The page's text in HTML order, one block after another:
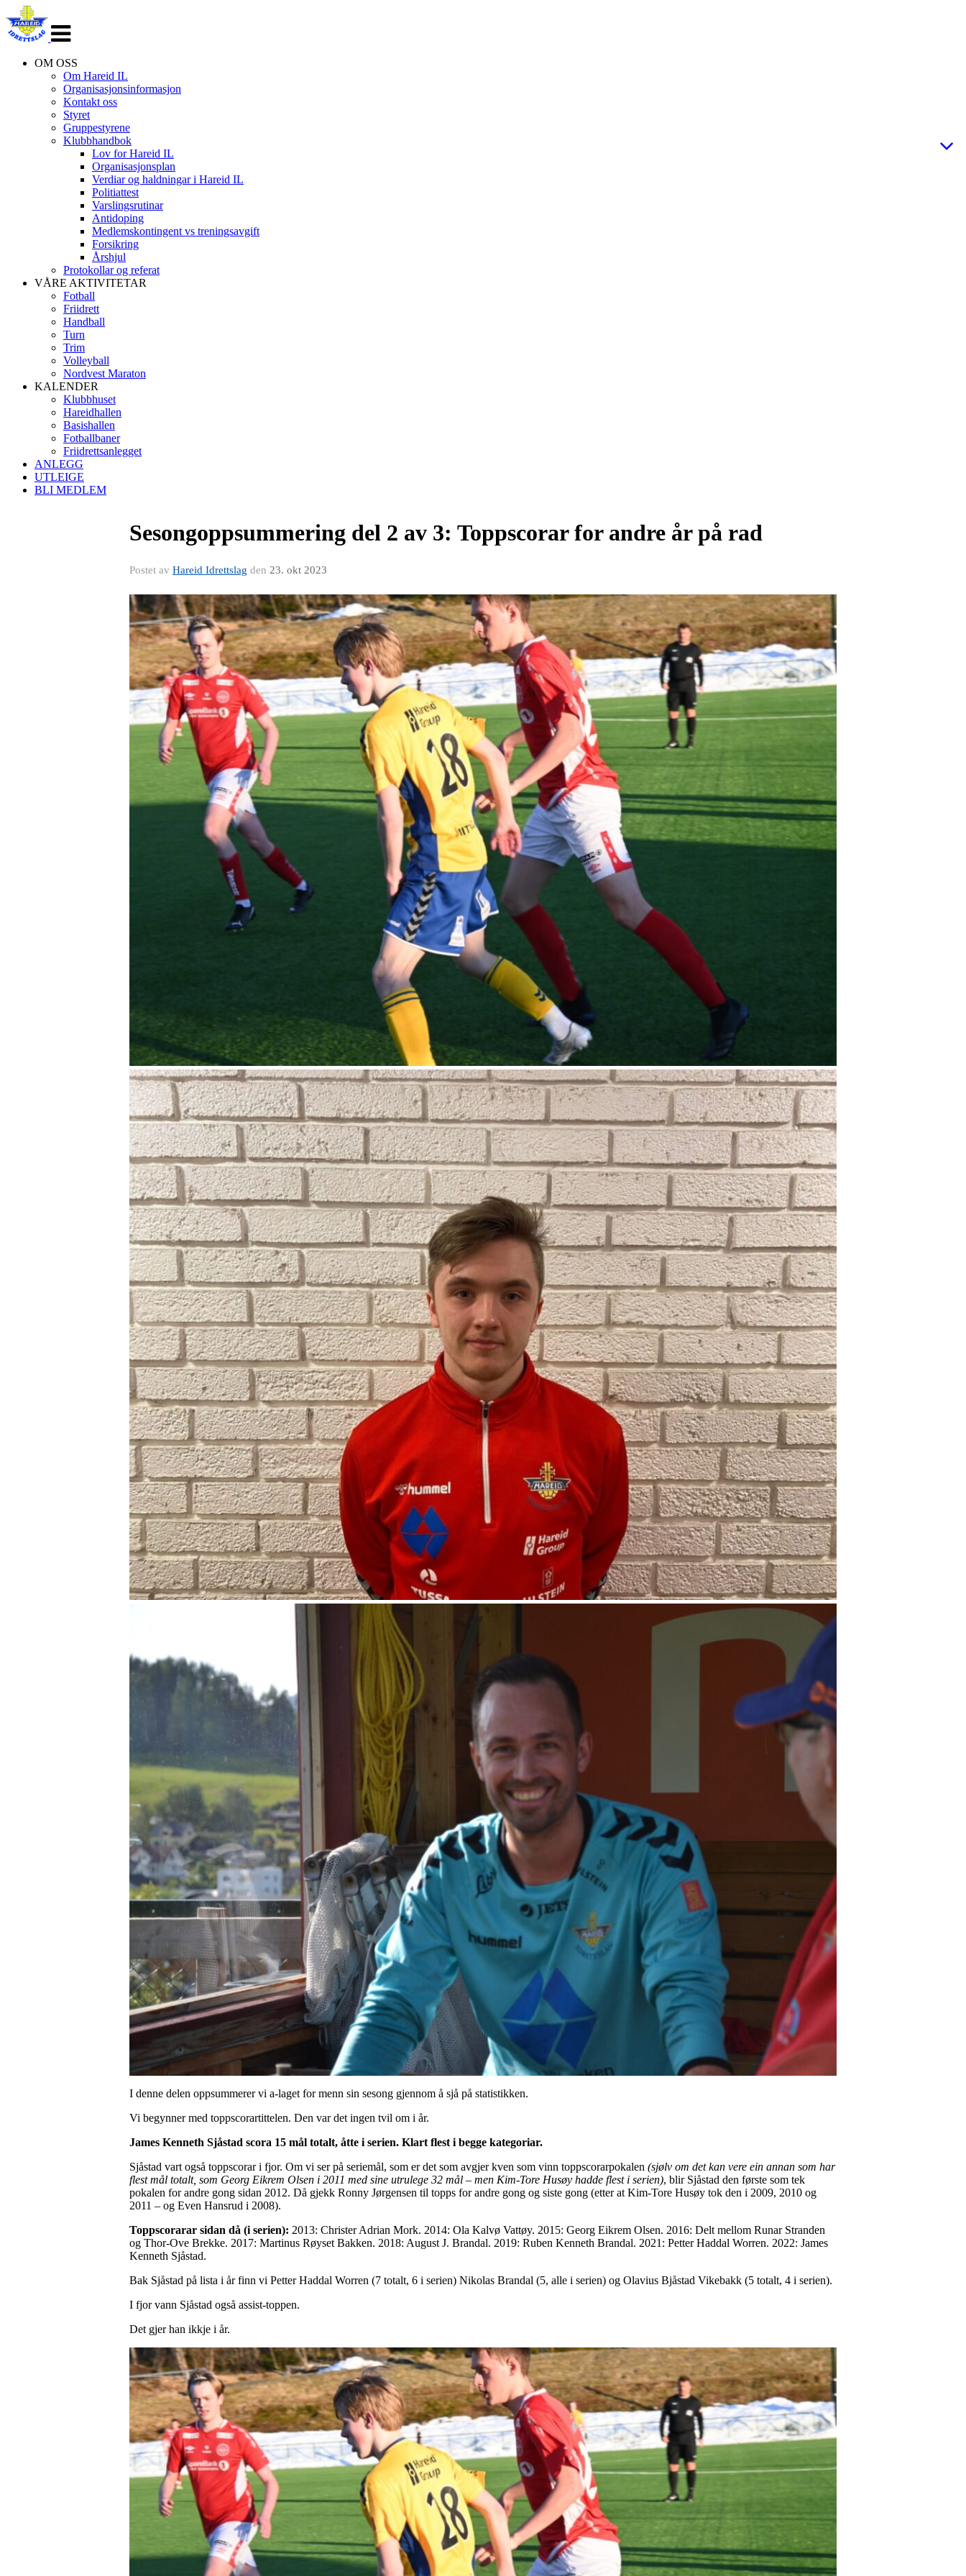
navigasjon
OM OSS
Om Hareid IL
Organisasjonsinformasjon
Kontakt oss
Styret
Gruppestyrene
Klubbhandbok
Lov for Hareid IL
Organisasjonsplan
Verdiar og haldningar i Hareid IL
Politiattest
Varslingsrutinar
Antidoping
Medlemskontingent vs treningsavgift
Forsikring
Årshjul
Protokollar og referat
VÅRE AKTIVITETAR
Fotball
Friidrett
Handball
Turn
Trim
Volleyball
Nordvest Maraton
KALENDER
Klubbhuset
Hareidhallen
Basishallen
Fotballbaner
Friidrettsanlegget
ANLEGG
UTLEIGE
BLI MEDLEM
Sesongoppsummering del 2 av 3: Toppscorar for andre år på rad
Postet av Hareid Idrettslag den 23. okt 2023
I denne delen oppsummerer vi a-laget for menn sin sesong gjennom å sjå på statistikken.
Vi begynner med toppscorartittelen. Den var det ingen tvil om i år.
James Kenneth Sjåstad scora 15 mål totalt, åtte i serien. Klart flest i begge kategoriar.
Sjåstad vart også toppscorar i fjor. Om vi ser på seriemål, som er det som avgjer kven som vinn toppscorarpokalen (sjølv om det kan vere ein annan som har
flest mål totalt, som Georg Eikrem Olsen i 2011 med sine utrulege 32 mål – men Kim-Tore Husøy hadde flest i serien), blir Sjåstad den første som tek
pokalen for andre gong sidan 2012. Då gjekk Ronny Jørgensen til topps for andre gong og siste gong (etter at Kim-Tore Husøy tok den i 2009, 2010 og
2011 – og Even Hansrud i 2008).
Toppscorarar sidan då (i serien): 2013: Christer Adrian Mork. 2014: Ola Kalvø Vattøy. 2015: Georg Eikrem Olsen. 2016: Delt mellom Runar Stranden
og Thor-Ove Brekke. 2017: Martinus Røyset Bakken. 2018: August J. Brandal. 2019: Ruben Kenneth Brandal. 2021: Petter Haddal Worren. 2022: James
Kenneth Sjåstad.
Bak Sjåstad på lista i år finn vi Petter Haddal Worren (7 totalt, 6 i serien) Nikolas Brandal (5, alle i serien) og Olavius Bjåstad Vikebakk (5 totalt, 4 i serien).
I fjor vann Sjåstad også assist-toppen.
Det gjer han ikkje i år.